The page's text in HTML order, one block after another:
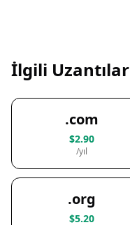
İlgili Uzantılar
.com
$2.90
/yıl
.org
$5.20